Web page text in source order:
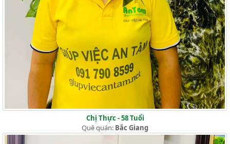
Chị Thực - 58 Tuổi
Quê quán: Bắc Giang